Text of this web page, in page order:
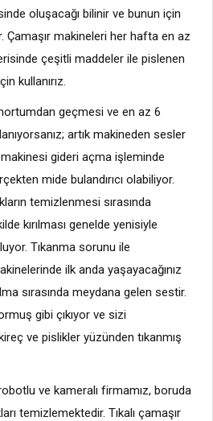
oluşacağı bilinir ve bunun için
Çamaşır makineleri her hafta en az
çeşitli maddeler ile pislenen
kullanırız.
geçmesi ve en az 6
artık makineden sesler
gideri açma işleminde
mide bulandırıcı olabiliyor.
temizlenmesi sırasında
kırılması genelde yenisiyle
Tıkanma sorunu ile
ilk anda yaşayacağınız
sırasında meydana gelen sestir.
gibi çıkıyor ve sizi
ve pislikler yüzünden tıkanmış
ve kameralı firmamız, boruda
temizlemektedir. Tıkalı çamaşır